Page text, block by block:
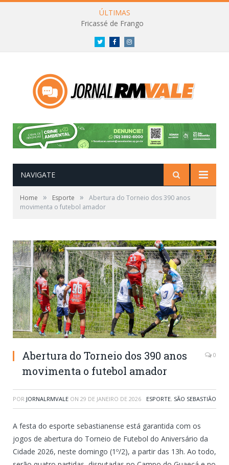
ÚLTIMAS
Fricassé de Frango
TwitterFacebookInstagram
NAVIGATE
Home » Esporte »
Abertura do Torneio dos 390 anos
movimenta o futebol amador
Abertura do Torneio dos 390 anos
movimenta o futebol amador
0
POR JORNALRMVALE ON 29 DE JANEIRO DE 2026 ESPORTE, SÃO SEBASTIÃO
A festa do esporte sebastianense está garantida com os
jogos de abertura do Torneio de Futebol do Aniversário da
Cidade 2026, neste domingo (1º/2), a partir das 13h. Ao todo,